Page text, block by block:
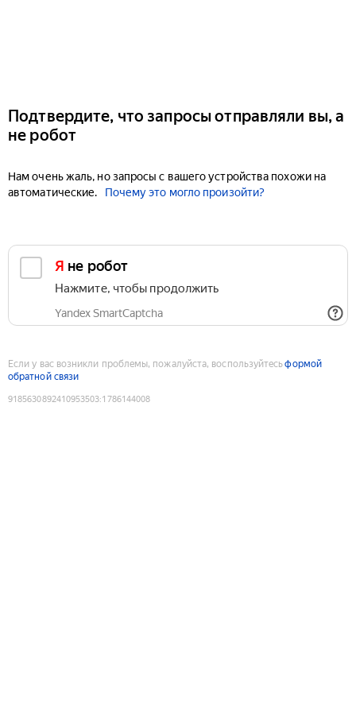
Подтвердите, что запросы отправляли вы, а
не робот
Нам очень жаль, но запросы с вашего устройства похожи на
автоматические.
Почему это могло произойти?
Я не робот
Нажмите, чтобы продолжить
Yandex SmartCaptcha
Если у вас возникли проблемы, пожалуйста, воспользуйтесьформой
обратной связи
9185630892410953503:1786144008